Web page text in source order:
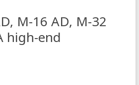
M-16 AD, M-32
high-end